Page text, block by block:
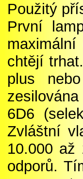
Použitý
První
chtějí
plus
6D6
Zvláštní
10.000 až
odporů.